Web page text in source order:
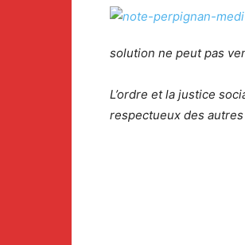
solution ne peut pas
L’ordre et la justice
respectueux des